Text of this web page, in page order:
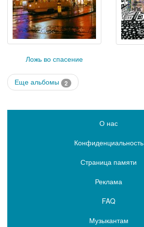
Ложь во спасение
Еще альбомы 2
О нас
Конфиденциальность
Страница памяти
Реклама
FAQ
Музыкантам